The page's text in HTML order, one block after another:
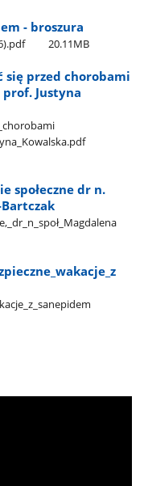
- broszura
20.11MB
się przed chorobami
Justyna
społeczne dr n.